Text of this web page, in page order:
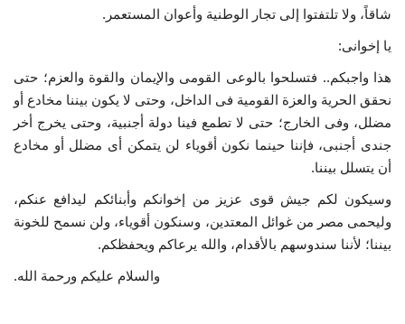
شاقاً، ولا تلتفتوا إلى تجار الوطنية وأعوان المستعمر.
يا إخوانى:
هذا واجبكم.. فتسلحوا بالوعى القومى والإيمان والقوة والعزم؛ حتى
نحقق الحرية والعزة القومية فى الداخل، وحتى لا يكون بيننا مخادع أو
مضلل، وفى الخارج؛ حتى لا تطمع فينا دولة أجنبية، وحتى يخرج أخر
جندى أجنبى، فإننا حينما نكون أقوياء لن يتمكن أى مضلل أو مخادع
أن يتسلل بيننا.
وسيكون لكم جيش قوى عزيز من إخوانكم وأبنائكم ليدافع عنكم،
وليحمى مصر من غوائل المعتدين، وسنكون أقوياء، ولن نسمح للخونة
بيننا؛ لأننا سندوسهم بالأقدام، والله يرعاكم ويحفظكم.
والسلام عليكم ورحمة الله.